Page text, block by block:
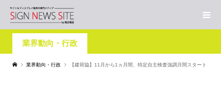
業界動向・行政
業界動向・行政 【建荷協】11月から1ヵ月間、特定自主検査強調月間スタート